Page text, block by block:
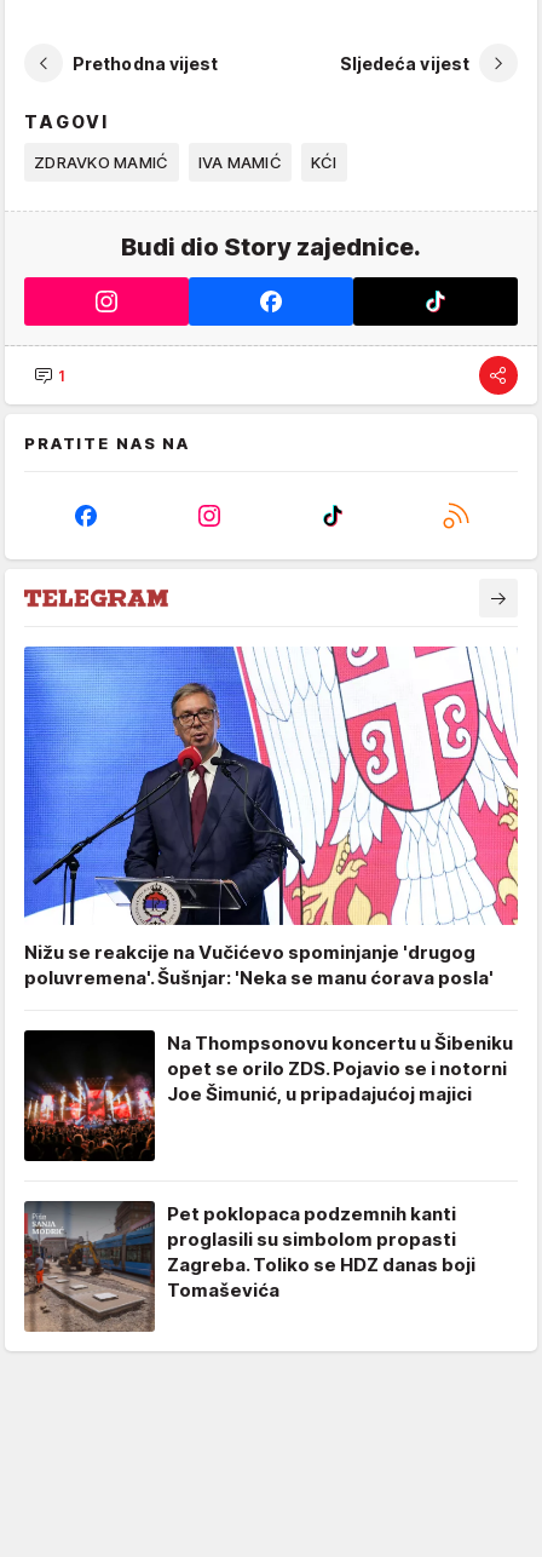
Prethodna vijest Sljedeća vijest
TAGOVI
ZDRAVKO MAMIĆ IVA MAMIĆ KĆI
Budi dio Story zajednice.
1
PRATITE NAS NA
Nižu se reakcije na Vučićevo spominjanje 'drugog
poluvremena'. Šušnjar: 'Neka se manu ćorava posla'
Na Thompsonovu koncertu u Šibeniku
opet se orilo ZDS. Pojavio se i notorni
Joe Šimunić, u pripadajućoj majici
Pet poklopaca podzemnih kanti
proglasili su simbolom propasti
Zagreba. Toliko se HDZ danas boji
Tomaševića